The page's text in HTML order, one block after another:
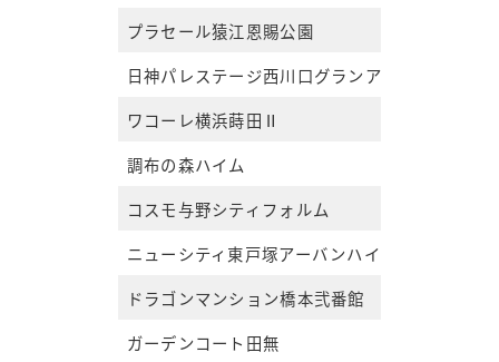
プラセール猿江恩賜公園
日神パレステージ西川口グランアベニュー
ワコーレ横浜蒔田Ⅱ
調布の森ハイム
コスモ与野シティフォルム
ニューシティ東戸塚アーバンハイツ丘の街6号棟
ドラゴンマンション橋本弐番館
ガーデンコート田無